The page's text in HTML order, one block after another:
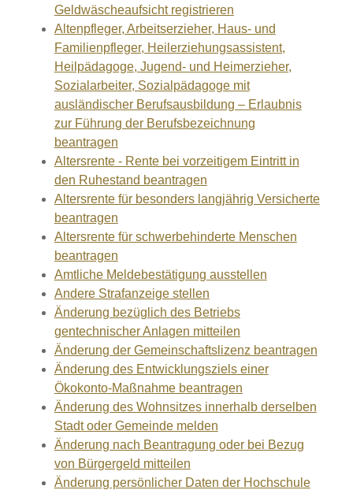
Geldwäscheaufsicht registrieren
Altenpfleger, Arbeitserzieher, Haus- und
Familienpfleger, Heilerziehungsassistent,
Heilpädagoge, Jugend- und Heimerzieher,
Sozialarbeiter, Sozialpädagoge mit
ausländischer Berufsausbildung – Erlaubnis
zur Führung der Berufsbezeichnung
beantragen
Altersrente - Rente bei vorzeitigem Eintritt in
den Ruhestand beantragen
Altersrente für besonders langjährig Versicherte
beantragen
Altersrente für schwerbehinderte Menschen
beantragen
Amtliche Meldebestätigung ausstellen
Andere Strafanzeige stellen
Änderung bezüglich des Betriebs
gentechnischer Anlagen mitteilen
Änderung der Gemeinschaftslizenz beantragen
Änderung des Entwicklungsziels einer
Ökokonto-Maßnahme beantragen
Änderung des Wohnsitzes innerhalb derselben
Stadt oder Gemeinde melden
Änderung nach Beantragung oder bei Bezug
von Bürgergeld mitteilen
Änderung persönlicher Daten der Hochschule